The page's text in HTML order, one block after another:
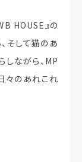
HOUSE』の
そして猫のあ
ながら、MP
々のあれこれ